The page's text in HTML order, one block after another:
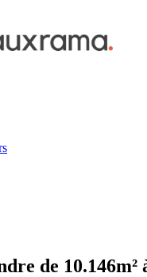
de 10.146m²